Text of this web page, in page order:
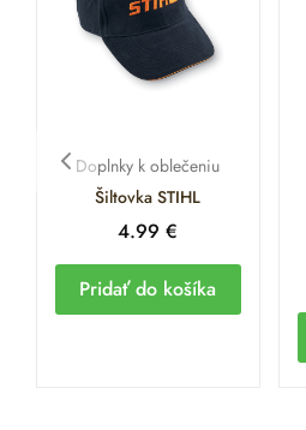
Doplnky k oblečeniu
Šiltovka STIHL
4.99€
Pridať do košíka